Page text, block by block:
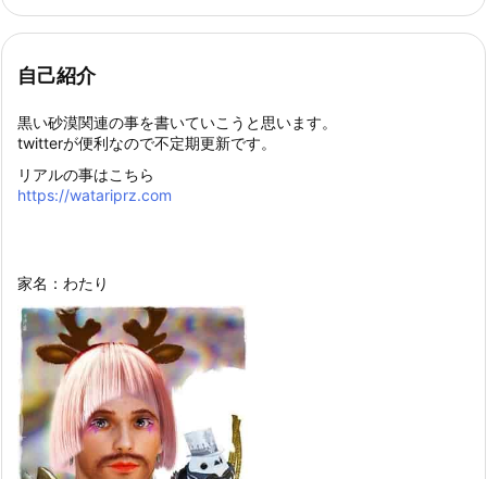
自己紹介
黒い砂漠関連の事を書いていこうと思います。
twitterが便利なので不定期更新です。
リアルの事はこちら
https://watariprz.com
家名：わたり